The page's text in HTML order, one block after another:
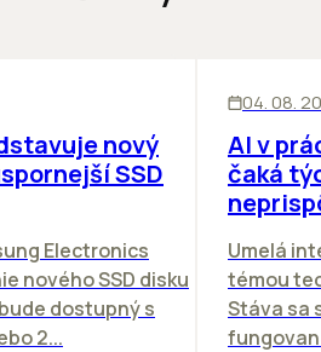
nový
SSD
Electronics
nového SSD disku
dostupný s
2...
04. 08.
AI v
čaká
Umelá
témou
Stáva sa